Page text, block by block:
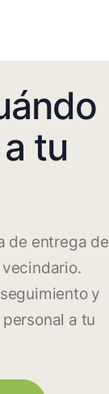
tu
de entrega de
y
a tu